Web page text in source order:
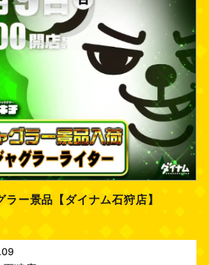
ー景品【ダイナム石狩店】